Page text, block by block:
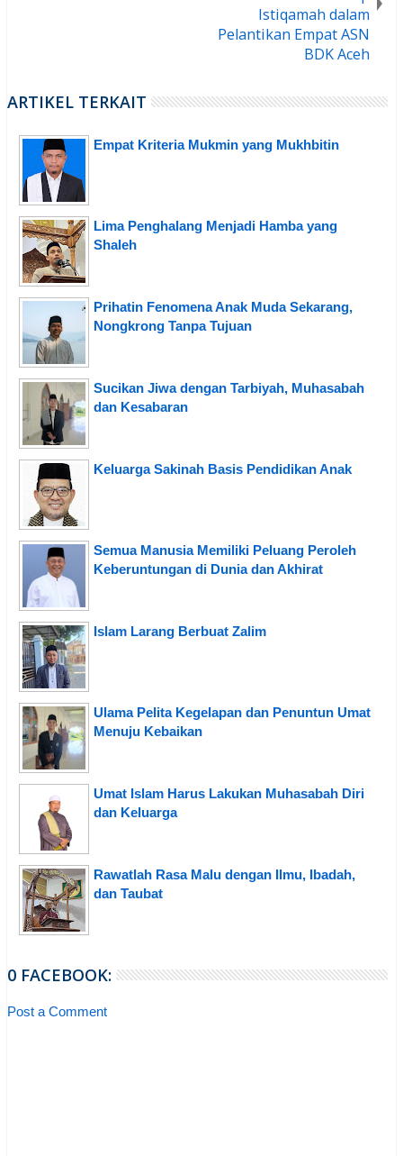
Istiqamah dalam
Pelantikan Empat ASN
BDK Aceh
ARTIKEL TERKAIT
Empat Kriteria Mukmin yang Mukhbitin
Lima Penghalang Menjadi Hamba yang
Shaleh
Prihatin Fenomena Anak Muda Sekarang,
Nongkrong Tanpa Tujuan
Sucikan Jiwa dengan Tarbiyah, Muhasabah
dan Kesabaran
Keluarga Sakinah Basis Pendidikan Anak
Semua Manusia Memiliki Peluang Peroleh
Keberuntungan di Dunia dan Akhirat
Islam Larang Berbuat Zalim
Ulama Pelita Kegelapan dan Penuntun Umat
Menuju Kebaikan
Umat Islam Harus Lakukan Muhasabah Diri
dan Keluarga
Rawatlah Rasa Malu dengan Ilmu, Ibadah,
dan Taubat
0 FACEBOOK:
Post a Comment